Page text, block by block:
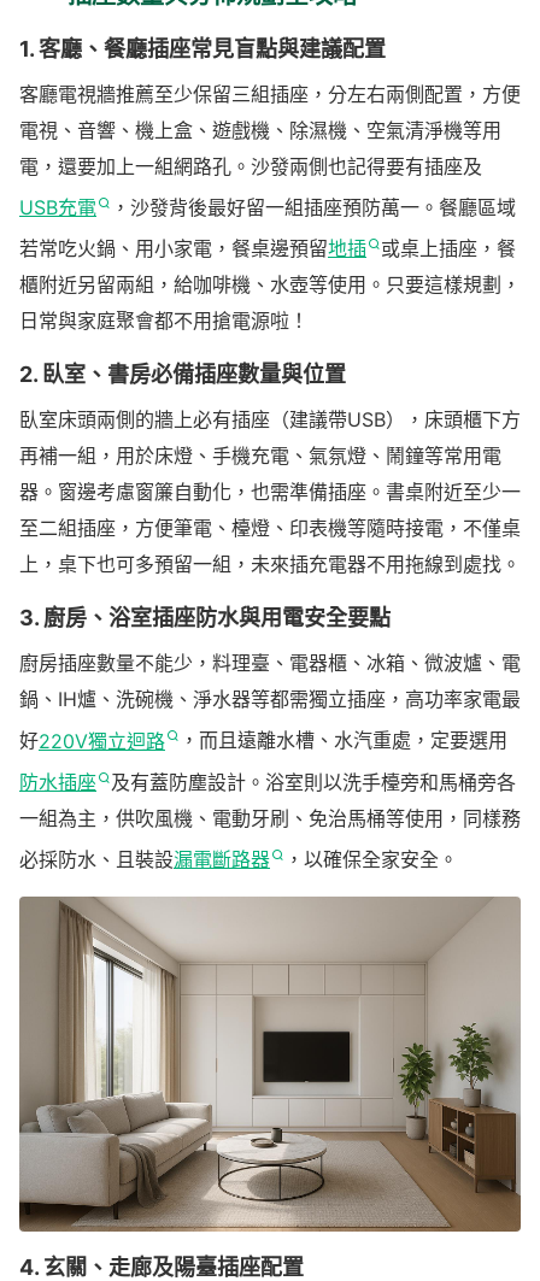
2. 上牆施工細節與遮板處理
3. 完工驗收自我檢查SOP
1. 客廳、餐廳插座常見盲點與建議配置
客廳電視牆推薦至少保留三組插座，分左右兩側配置，方便
電視、音響、機上盒、遊戲機、除濕機、空氣清淨機等用
電，還要加上一組網路孔。沙發兩側也記得要有插座及
USB充電
，沙發背後最好留一組插座預防萬一。餐廳區域
若常吃火鍋、用小家電，餐桌邊預留地插
或桌上插座，餐
櫃附近另留兩組，給咖啡機、水壺等使用。只要這樣規劃，
日常與家庭聚會都不用搶電源啦！
2. 臥室、書房必備插座數量與位置
臥室床頭兩側的牆上必有插座（建議帶USB），床頭櫃下方
再補一組，用於床燈、手機充電、氣氛燈、鬧鐘等常用電
器。窗邊考慮窗簾自動化，也需準備插座。書桌附近至少一
至二組插座，方便筆電、檯燈、印表機等隨時接電，不僅桌
上，桌下也可多預留一組，未來插充電器不用拖線到處找。
3. 廚房、浴室插座防水與用電安全要點
廚房插座數量不能少，料理臺、電器櫃、冰箱、微波爐、電
鍋、IH爐、洗碗機、淨水器等都需獨立插座，高功率家電最
好220V獨立迴路
，而且遠離水槽、水汽重處，定要選用
防水插座
及有蓋防塵設計。浴室則以洗手檯旁和馬桶旁各
一組為主，供吹風機、電動牙刷、免治馬桶等使用，同樣務
必採防水、且裝設漏電斷路器 ，以確保全家安全。
4. 玄關、走廊及陽臺插座配置